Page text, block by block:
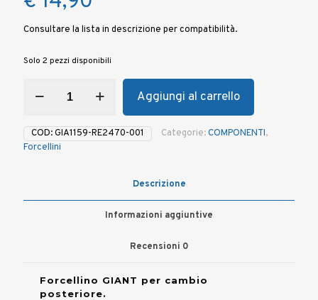
Consultare la lista in descrizione per compatibilità.
Solo 2 pezzi disponibili
GIANT
cambio
posteriore
TCX
Aggiungi al carrello
COD:GIA1159-RE2470-001 Categorie:COMPONENTI,
Forcellini
Descrizione
Informazioni aggiuntive
Recensioni 0
Forcellino GIANT per cambio
posteriore.